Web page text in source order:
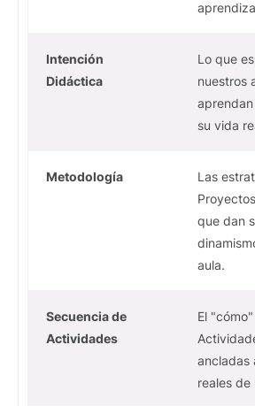
Intención
Didáctica
Lo que
nuestros
su vida
Metodología
Las
que dan
aula.
Secuencia de
Actividades
El
ancladas
reales de